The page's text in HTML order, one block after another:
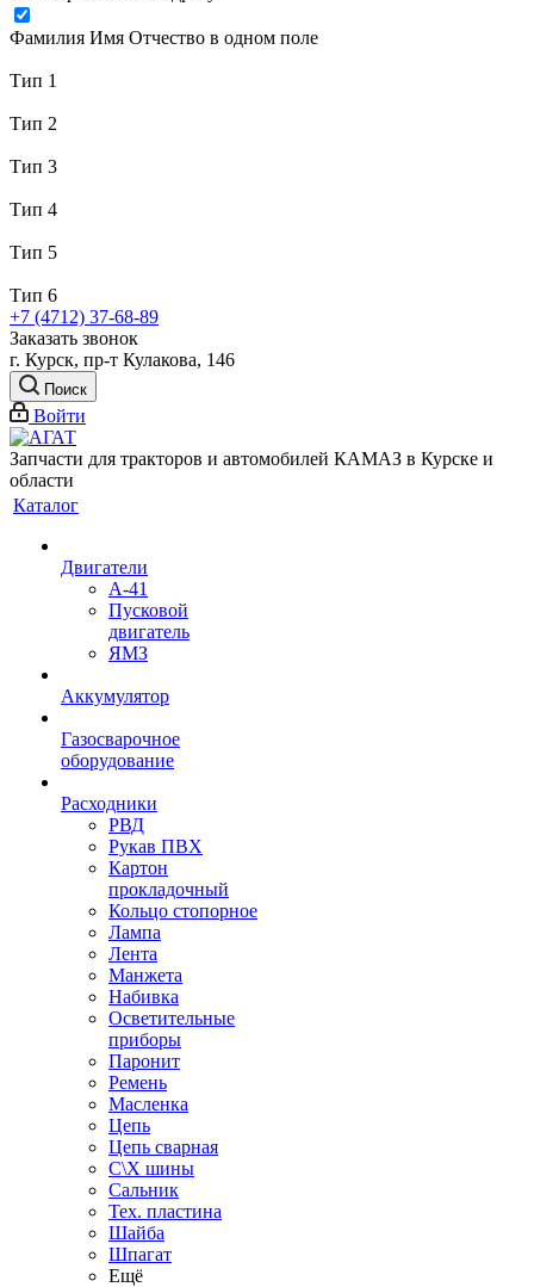
Фамилия Имя Отчество в одном поле
Тип 1
Тип 2
Тип 3
Тип 4
Тип 5
Тип 6
+7 (4712) 37-68-89
Заказать звонок
г. Курск, пр-т Кулакова, 146
Поиск
Войти
Запчасти для тракторов и автомобилей КАМАЗ в Курске и
области
Каталог
Двигатели
А-41
Пусковой
двигатель
ЯМЗ
Аккумулятор
Газосварочное
оборудование
Расходники
РВД
Рукав ПВХ
Картон
прокладочный
Кольцо стопорное
Лампа
Лента
Манжета
Набивка
Осветительные
приборы
Паронит
Ремень
Масленка
Цепь
Цепь сварная
С\Х шины
Сальник
Тех. пластина
Шайба
Шпагат
Ещё